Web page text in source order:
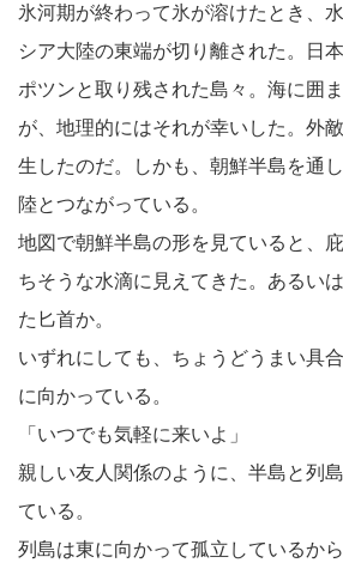
氷河期が終わって氷が溶けたとき、
シア大陸の東端が切り離された。日
ポツンと取り残された島々。海に囲
が、地理的にはそれが幸いした。外
生したのだ。しかも、朝鮮半島を通
陸とつながっている。
地図で朝鮮半島の形を見ていると、
ちそうな水滴に見えてきた。あるい
た匕首か。
いずれにしても、ちょうどうまい具
に向かっている。
「いつでも気軽に来いよ」
親しい友人関係のように、半島と列
ている。
列島は東に向かって孤立しているか